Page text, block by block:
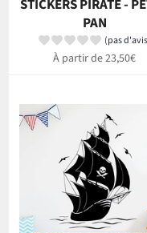
STICKERS PIRATE -
PAN
(pas
À partir de 23,50€